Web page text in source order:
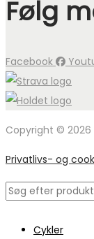
Følg
Facebook
Copyright © 2026
Privatlivs- og
Search
Cykler